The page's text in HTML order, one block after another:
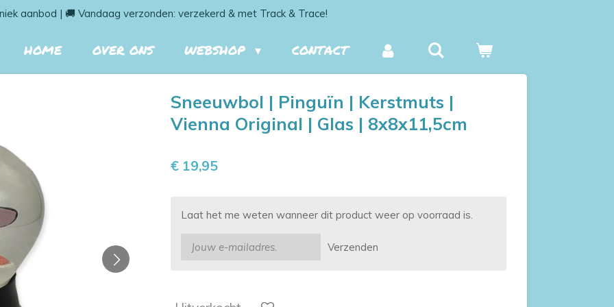
aanbod | 🚚 Vandaag verzonden: verzekerd & met Track & Trace!
HOME OVER ONS WEBSHOP CONTACT
Sneeuwbol | Pinguïn | Kerstmuts |
Vienna Original | Glas | 8x8x11,5cm
€ 19,95
Laat het me weten wanneer dit product weer op voorraad is.
Verzenden